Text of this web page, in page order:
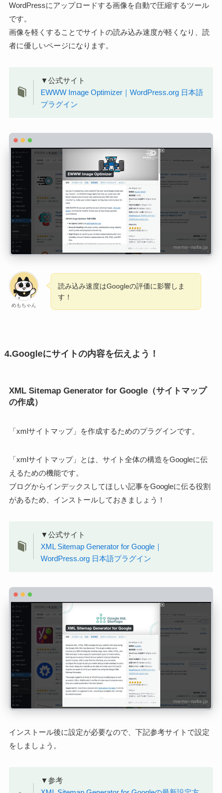
WordPressにアップロードする画像を自動で圧縮するツール
です。
画像を軽くすることでサイトの読み込み速度が軽くなり、読
者に優しいページになります。
▼公式サイト
EWWW Image Optimizer｜WordPress.org 日本語
プラグイン
めもちゃん
読み込み速度はGoogleの評価に影響しま
す！
4.Googleにサイトの内容を伝えよう！
XML Sitemap Generator for Google（サイトマップ
の作成）
「xmlサイトマップ」を作成するためのプラグインです。
「xmlサイトマップ」とは、サイト全体の構造をGoogleに伝
えるための機能です。
ブログからインデックスしてほしい記事をGoogleに伝る役割
があるため、インストールしておきましょう！
▼公式サイト
XML Sitemap Generator for Google｜
WordPress.org 日本語プラグイン
インストール後に設定が必要なので、下記参考サイトで設定
をしましょう。
▼参考